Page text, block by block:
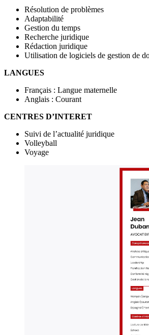
Résolution de problèmes
Adaptabilité
Gestion du temps
Recherche juridique
Rédaction juridique
Utilisation de logiciels de gestion de
LANGUES
Français : Langue maternelle
Anglais : Courant
CENTRES D’INTERET
Suivi de l’actualité juridique
Volleyball
Voyage